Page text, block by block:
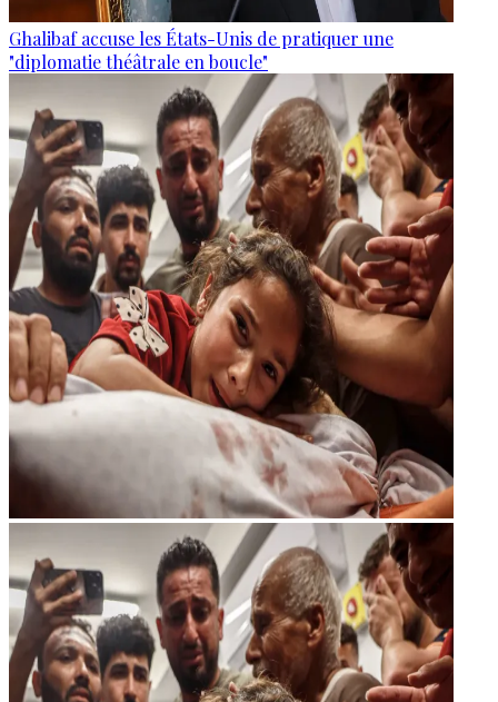
Ghalibaf accuse les États-Unis de pratiquer une
"diplomatie théâtrale en boucle"